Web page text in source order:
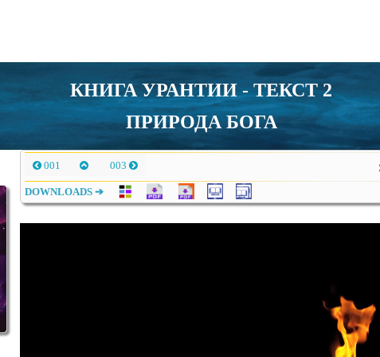
КНИГА УРАНТИИ - ТЕКСТ 2
ПРИРОДА БОГА
001 003
DOWNLOADS ➔